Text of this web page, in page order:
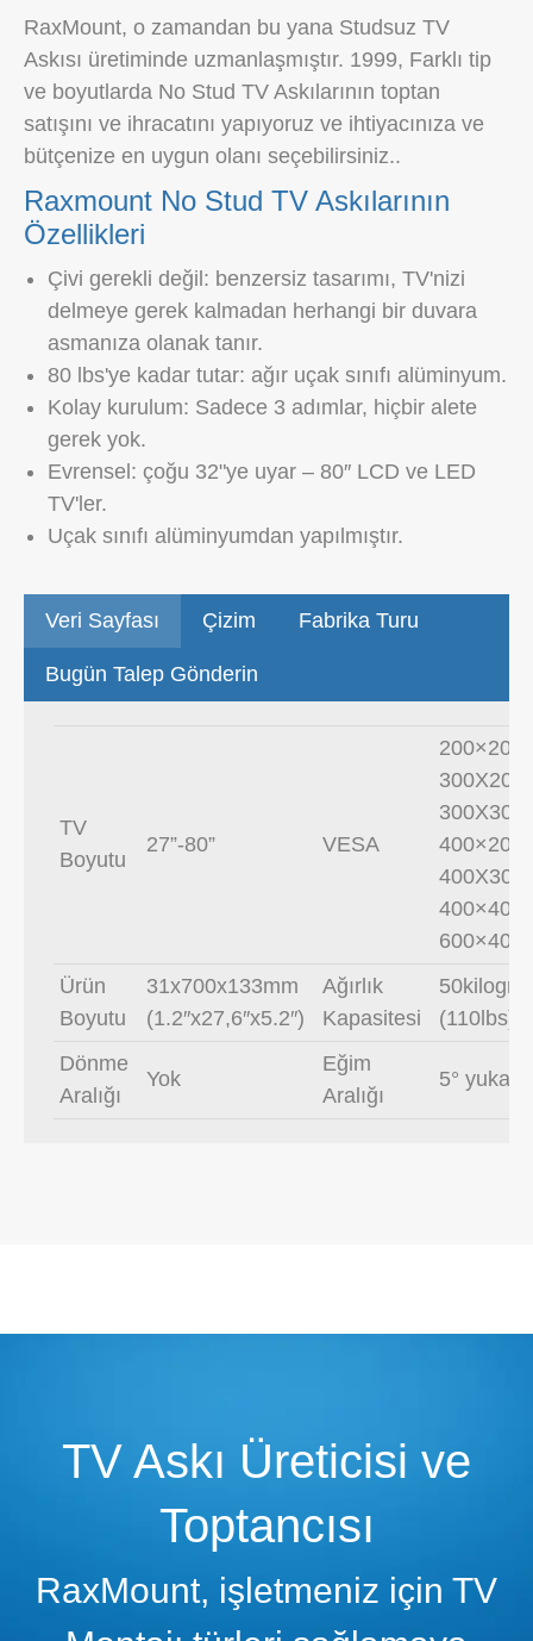
RaxMount, o zamandan bu yana Studsuz TV
Askısı üretiminde uzmanlaşmıştır. 1999, Farklı tip
ve boyutlarda No Stud TV Askılarının toptan
satışını ve ihracatını yapıyoruz ve ihtiyacınıza ve
bütçenize en uygun olanı seçebilirsiniz..
Raxmount No Stud TV Askılarının
Özellikleri
Çivi gerekli değil: benzersiz tasarımı, TV'nizi
delmeye gerek kalmadan herhangi bir duvara
asmanıza olanak tanır.
80 lbs'ye kadar tutar: ağır uçak sınıfı alüminyum.
Kolay kurulum: Sadece 3 adımlar, hiçbir alete
gerek yok.
Evrensel: çoğu 32"ye uyar – 80″ LCD ve LED
TV'ler.
Uçak sınıfı alüminyumdan yapılmıştır.
Veri Sayfası Çizim Fabrika Turu
Bugün Talep Gönderin
TV
Boyutu
27”-80” VESA
200×200,
300X200,
300X300,
400×200,
400X300,
400×400,
600×400
Ürün
Boyutu
31x700x133mm
(1.2″x27,6″x5.2″)
Ağırlık
Kapasitesi
(110lbs)
Dönme
Aralığı
Yok
Eğim
Aralığı
5° yukarı
TV Askı Üreticisi ve
Toptancısı
RaxMount, işletmeniz için TV